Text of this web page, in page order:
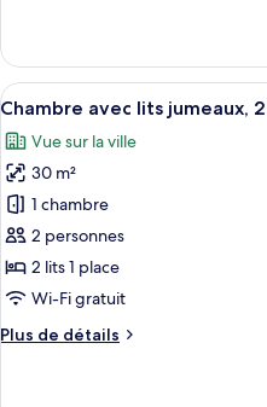
jumeaux,
2
lits
une
place
le
type
de
Chambre
avec
lits
jumeaux,
2
lits
une
place
Afficher
toutes
les
photos
pour
ce
type
de
chambre :
Chambre
8
Chambre avec lits jumeaux,
Vue sur la ville
30 m²
1 chambre
2 personnes
2 lits 1 place
Wi-Fi gratuit
Plus de détails
Plus